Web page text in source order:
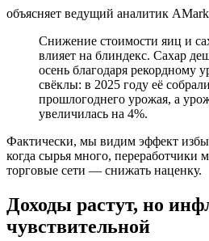
объясняет ведущий аналитик
Снижение стоимости яиц и
влияет на блиндекс. Сахар
осень благодаря рекордному
свёклы: в 2025 году её
прошлогоднего урожая, а
увеличилась на 4%.
Фактически, мы видим эффект
когда сырья много, переработчики
торговые сети — снижать наценку.
Доходы растут, но
чувствительной